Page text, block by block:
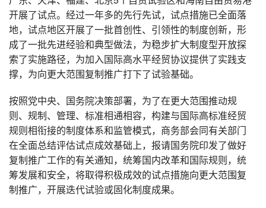
开展了试点。经过一年多的先行先试，试点措施已全面落
地，试点地区开展了一批首创性、引领性的制度创新，形
成了一批先进经验和典型做法，为稳步扩大制度型开放探
索了实施路径，为加入国际高水平经贸协议提供了实践支
撑，为向更大范围复制推广打下了试验基础。
按照党中央、国务院决策部署，为了在更大范围推动规
则、规制、管理、标准相通相容，构建与国际高标准经贸
规则相衔接的制度体系和监管模式，商务部会同有关部门
在全面总结评估试点成效基础上，报请国务院印发了做好
复制推广工作的有关通知，统筹国内改革和国际规则，统
筹发展和安全，将取得积极成效的试点措施向更大范围复
制推广，开展迭代试验或固化制度成果。